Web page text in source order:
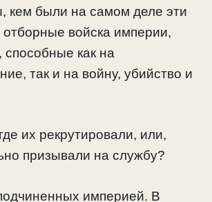
кем были на самом деле эти
войска империи,
как на
так и на войну, убийство и
их рекрутировали, или,
призывали на службу?
империей. В